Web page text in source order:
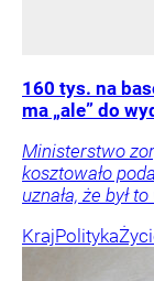
160 tys. na
ma „ale” do
Ministerstwo
kosztowało
uznała, że był
KrajPolityka